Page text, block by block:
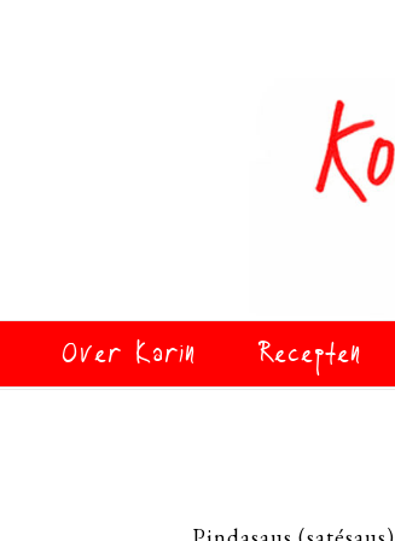
Over Karin Recepten